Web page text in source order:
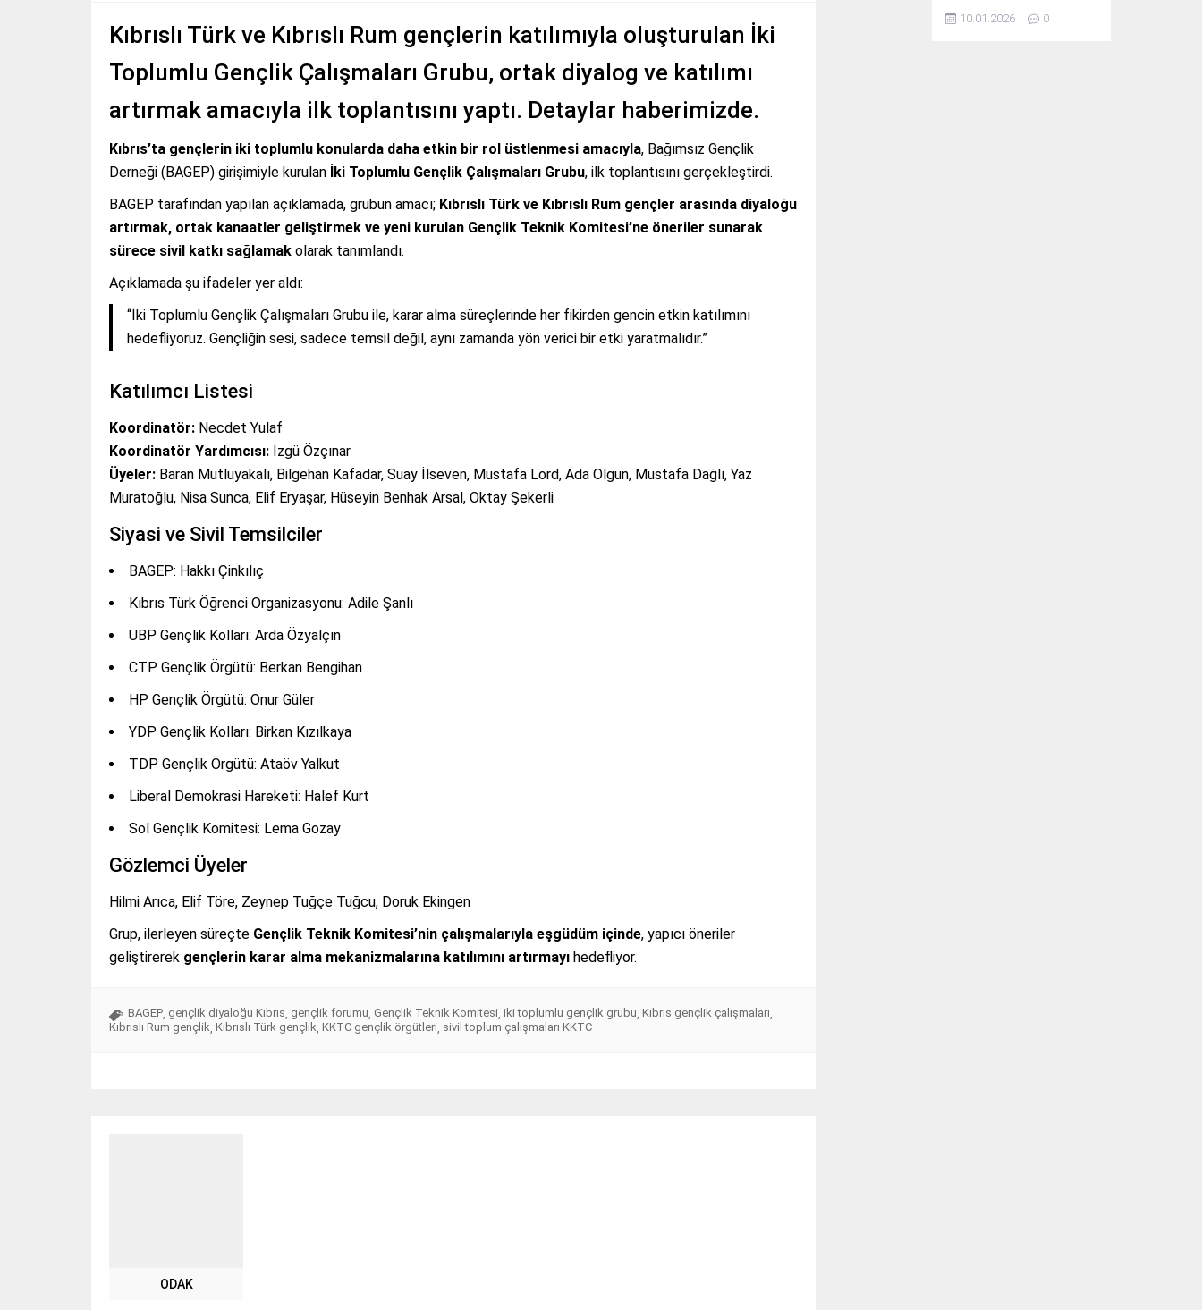
Kıbrıslı Türk ve Kıbrıslı Rum gençlerin katılımıyla oluşturulan İki
Toplumlu Gençlik Çalışmaları Grubu, ortak diyalog ve katılımı
artırmak amacıyla ilk toplantısını yaptı. Detaylar haberimizde.
Kıbrıs’ta gençlerin iki toplumlu konularda daha etkin bir rol üstlenmesi amacıyla, Bağımsız Gençlik
Derneği (BAGEP) girişimiyle kurulan İki Toplumlu Gençlik Çalışmaları Grubu, ilk toplantısını gerçekleştirdi.
BAGEP tarafından yapılan açıklamada, grubun amacı; Kıbrıslı Türk ve Kıbrıslı Rum gençler arasında diyaloğu
artırmak, ortak kanaatler geliştirmek ve yeni kurulan Gençlik Teknik Komitesi’ne öneriler sunarak
sürece sivil katkı sağlamak olarak tanımlandı.
Açıklamada şu ifadeler yer aldı:
“İki Toplumlu Gençlik Çalışmaları Grubu ile, karar alma süreçlerinde her fikirden gencin etkin katılımını
hedefliyoruz. Gençliğin sesi, sadece temsil değil, aynı zamanda yön verici bir etki yaratmalıdır.”
Katılımcı Listesi
Koordinatör: Necdet Yulaf
Koordinatör Yardımcısı: İzgü Özçınar
Üyeler: Baran Mutluyakalı, Bilgehan Kafadar, Suay İlseven, Mustafa Lord, Ada Olgun, Mustafa Dağlı, Yaz
Muratoğlu, Nisa Sunca, Elif Eryaşar, Hüseyin Benhak Arsal, Oktay Şekerli
Siyasi ve Sivil Temsilciler
BAGEP: Hakkı Çinkılıç
Kıbrıs Türk Öğrenci Organizasyonu: Adile Şanlı
UBP Gençlik Kolları: Arda Özyalçın
CTP Gençlik Örgütü: Berkan Bengihan
HP Gençlik Örgütü: Onur Güler
YDP Gençlik Kolları: Birkan Kızılkaya
TDP Gençlik Örgütü: Ataöv Yalkut
Liberal Demokrasi Hareketi: Halef Kurt
Sol Gençlik Komitesi: Lema Gozay
Gözlemci Üyeler
Hilmi Arıca, Elif Töre, Zeynep Tuğçe Tuğcu, Doruk Ekingen
Grup, ilerleyen süreçte Gençlik Teknik Komitesi’nin çalışmalarıyla eşgüdüm içinde, yapıcı öneriler
geliştirerek gençlerin karar alma mekanizmalarına katılımını artırmayı hedefliyor.
BAGEP, gençlik diyaloğu Kıbrıs, gençlik forumu, Gençlik Teknik Komitesi, iki toplumlu gençlik grubu, Kıbrıs gençlik çalışmaları,
Kıbrıslı Rum gençlik, Kıbrıslı Türk gençlik, KKTC gençlik örgütleri, sivil toplum çalışmaları KKTC
ODAK
Bakım Evi 3. Yılını
Kutladı
10.01.2026 0